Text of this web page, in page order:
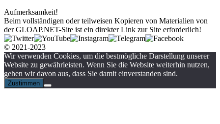
Aufmerksamkeit!
Beim vollständigen oder teilweisen Kopieren von Materialien von
der GLOAP.NET-Site ist ein direkter Link zur Site erforderlich!
© 2021-2023
Wir verwenden Cookies, um die bestmögliche Darstellung unserer
Website zu gewährleisten. Wenn Sie die Website weiterhin nutzen,
gehen wir davon aus, dass Sie damit einverstanden sind.
Zustimmen